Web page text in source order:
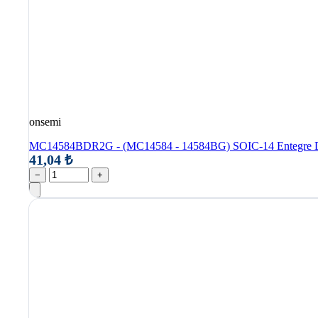
onsemi
MC14584BDR2G - (MC14584 - 14584BG) SOIC-14 Entegre
41,04 ₺
− +